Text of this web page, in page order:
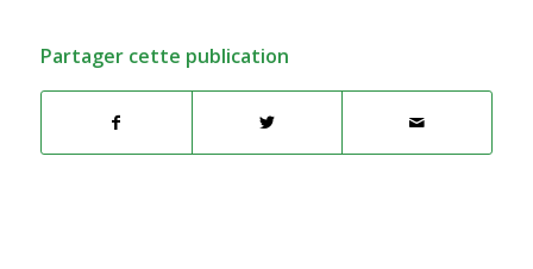
Partager cette publication